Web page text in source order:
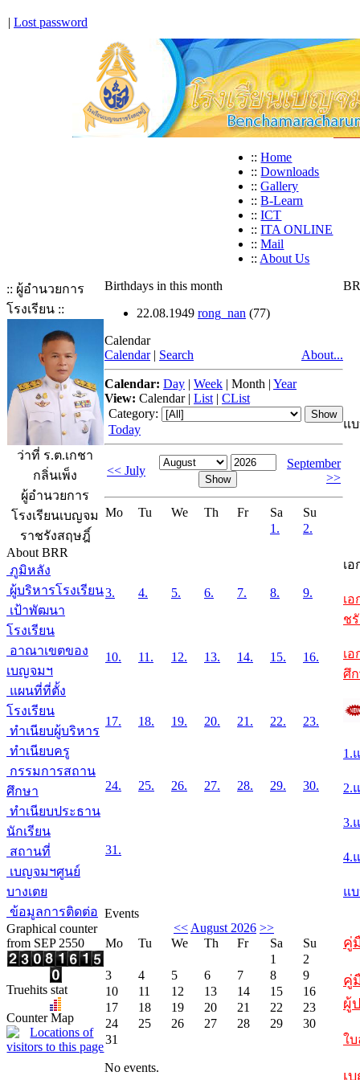
| Lost password
:: Home
:: Downloads
:: Gallery
:: B-Learn
:: ICT
:: ITA ONLINE
:: Mail
:: About Us
:: ผู้อำนวยการ
โรงเรียน ::
ว่าที่ ร.ต.เกชา
กลิ่นเพ็ง
ผู้อำนวยการ
โรงเรียนเบญจม
ราชรังสฤษฎิ์
About BRR
ภูมิหลัง
ผู้บริหารโรงเรียน
เป้าพัฒนา
โรงเรียน
อาณาเขตของ
เบญจมฯ
แผนที่ที่ตั้ง
โรงเรียน
ทำเนียบผู้บริหาร
ทำเนียบครู
กรรมการสถาน
ศึกษา
ทำเนียบประธาน
นักเรียน
สถานที่
เบญจมฯศูนย์
บางเตย
ข้อมูลการติดต่อ
Graphical counter
from SEP 2550
Truehits stat
Counter Map
Birthdays in this month
22.08.1949 rong_nan (77)
Calendar
Calendar | Search About...
Calendar: Day | Week | Month | Year
View: Calendar| List | CList
Category:
Today
<< July
September
>>
Mo Tu We Th Fr Sa
Su
1.
2.
3. 4. 5. 6. 7. 8. 9.
10. 11. 12. 13. 14. 15. 16.
17. 18. 19. 20. 21. 22. 23.
24. 25. 26. 27. 28. 29. 30.
31.
Events
<< August 2026 >>
Mo
Tu We Th Fr Sa
Su
1
2
3
4 5 6 7 8
9
10
11 12 13 14 15
16
17
18 19 20 21 22
23
24
25 26 27 28 29
30
31
No events.
แ
เ
เ
ช
เ
ศึ
1.
2.
3.
4.
แ
คู่
คู่
ผู้
ใ
เ